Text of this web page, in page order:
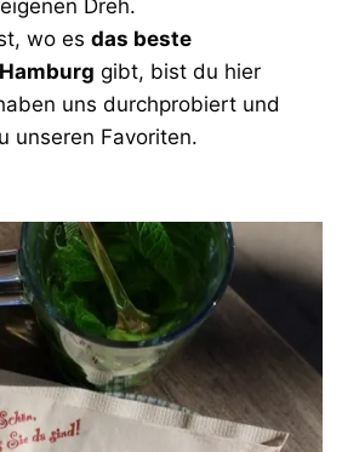
Dreh.
wo es das beste
gibt, bist du hier
uns durchprobiert und
unseren Favoriten.